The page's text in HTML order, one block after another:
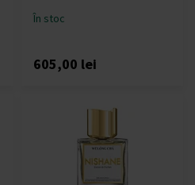
În stoc
605,00 lei